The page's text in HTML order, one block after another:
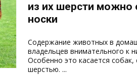
из их шерсти можно
носки
Содержание животных в
владельцев внимательного к
Особенно это касается
шерстью. ...